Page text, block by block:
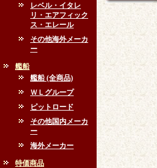
レベル・イタレ
リ・エアフィック
ス・エレール
その他海外メーカ
ー
艦船
艦船 (全商品)
ＷＬグループ
ピットロード
その他国内メーカ
ー
海外メーカー
特価商品